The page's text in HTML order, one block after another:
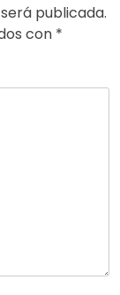
publicada.
con *